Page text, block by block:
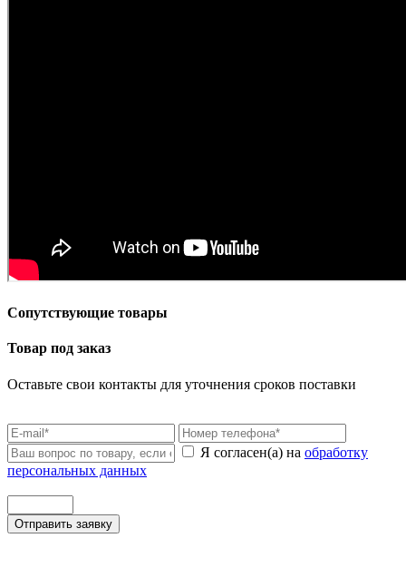
Сопутствующие товары
Товар под заказ
Оставьте свои контакты для уточнения сроков поставки
Я согласен(а) на обработку
персональных данных
Отправить заявку